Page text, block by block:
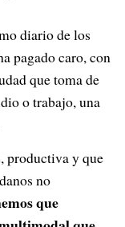
diario de los
pagado caro, con
que toma de
o trabajo, una
productiva y que
no
que